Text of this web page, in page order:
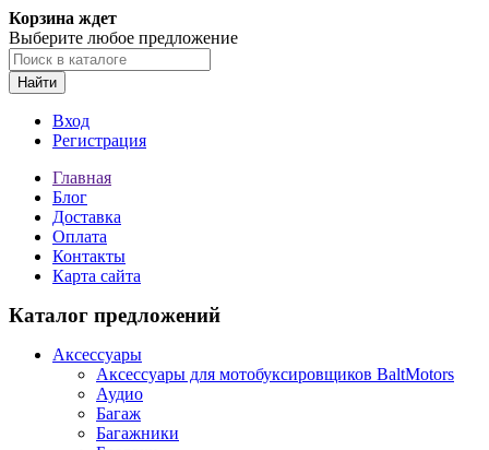
Корзина ждет
Выберите любое предложение
Найти
Вход
Регистрация
Главная
Блог
Доставка
Оплата
Контакты
Карта сайта
Каталог предложений
Аксессуары
Аксессуары для мотобуксировщиков BaltMotors
Аудио
Багаж
Багажники